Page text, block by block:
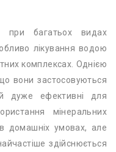
при багатьох видах
лікування водою
комплексах. Однією
вони застосовуються
дуже ефективні для
мінеральних
домашніх умовах, але
здійснюється